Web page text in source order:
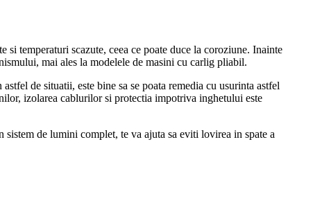
temperaturi scazute, ceea ce poate duce la coroziune. Inainte
mai ales la modelele de masini cu carlig pliabil.
de situatii, este bine sa se poata remedia cu usurinta astfel
izolarea cablurilor si protectia impotriva inghetului este
sistem de lumini complet, te va ajuta sa eviti lovirea in spate a